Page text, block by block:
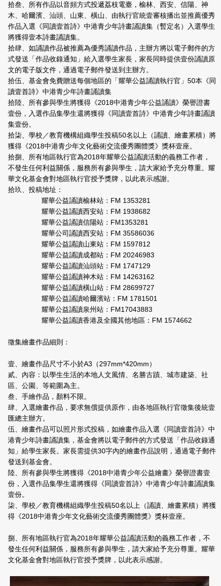
拾叁、所有作品以音頻方式投遞荔枝電臺，榆林、西安、信陽、神
木、哈爾濱、汕頭、山東、橫山、由執行官統壹審核播出並推薦優秀
作品入選《同讀壹首詩》中港青少年詩畫誦讀集（暫定名）入選學生
將獲得壹本詩畫誦讀集。
拾肆、如誦讀作品被推薦為優秀誦讀作品，主辦方將以電子郵件的方
式發送「作品收錄通知」給入選學生家長，家長同時提供壹份誦讀原
文的電子版文件，通過電子郵件發送到主辦方。
拾伍、基金會免費贈送每個地區的「耀華公益誦讀執行官」50本《同
讀壹首詩》中港青少年詩畫誦讀集
拾陸、所有參與學生將獲得《2018中港青少年公益誦讀》榮譽證書
壹份，入選作品集學生還將獲得《同讀壹首詩》中港青少年詩畫誦讀
集壹份。
拾柒、學校／教育機構組織學生投稿50名以上（誦讀、繪畫累積）將
獲得《2018中港青少年文化藝術交流優秀團體獎》獎杯壹座。
拾捌、所有地區執行官為2018年耀華公益誦讀活動的義務工作者，
不發生任何利益關係，服務所有參與學生，請大家給予充分尊重。耀
華文化基金會對地區執行官授予獎牌，以此表示感謝。
拾玖、投稿地址：
耀華公益誦讀榆林站：FM 1353281
耀華公益誦讀西安站：FM 1938682
耀華公益誦讀信陽站：FM1353281
耀華公司誦讀西安站：FM 35586036
耀華公益誦讀山東站：FM 1597812
耀華公益誦讀成都站：FM 20246983
耀華公益誦讀汕頭站：FM 1747129
耀華公益誦讀神木站：FM 14263162
耀華公益誦讀橫山站：FM 28699727
耀華公益誦讀哈爾濱站：FM 1781501
耀華公益誦讀泉州站：FM17043883
耀華公益誦讀香港及全國其他地區：FM 1574662
徵集繪畫作品細則：
壹、繪畫作品尺寸不小於A3（297mm*420mm）
貳、內容：以學生生活的本地人文風情、名勝古蹟、城市建築、社
區、公園、等範圍為主。
叁、手繪作品，顏料不限。
肆、入選繪畫作品，要求無償提供原作，由各地區執行官徵集後統壹
匯總主辦方。
伍、繪畫作品可以照片形式投稿，如繪畫作品入選《同讀壹首詩》中
港青少年詩畫誦讀集，基金會將以電子郵件的方式發送「作品收錄通
知」給學生家長。家長需提供30字內的繪畫作品說明，通過電子郵件
發送到基金會。
陸、所有參與學生將獲得《2018中港青少年公益繪畫》榮譽證書壹
份，入選作品集學生還將獲得《同讀壹首詩》中港青少年詩畫誦讀集
壹份。
柒、學校／教育機構組織學生投稿50名以上（誦讀、繪畫累積）將獲
得《2018中港青少年文化藝術交流優秀團體獎》獎杯壹座。
捌、所有地區執行官為2018年耀華公益誦讀活動的義務工作者，不
發生任何利益關係，服務所有參與學生，請大家給予充分尊重。耀華
文化基金會對地區執行官授予獎牌，以此表示感謝。